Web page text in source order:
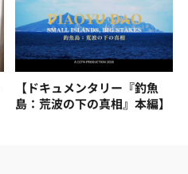
【ドキュメンタリー『釣魚
島：荒波の下の真相』本編】